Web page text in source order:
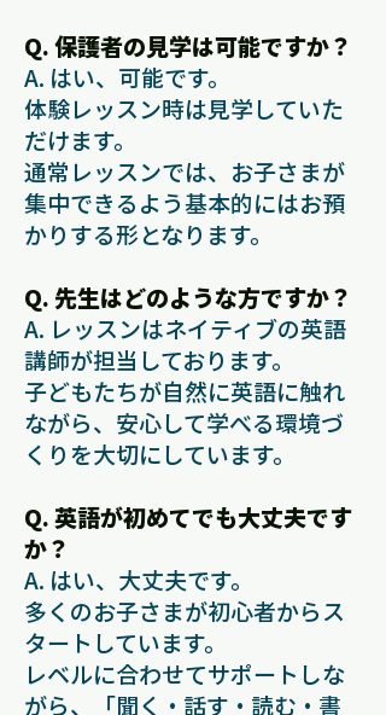
Q. 保護者の見学は可能ですか？
A. はい、可能です。
体験レッスン時は見学していた
だけます。
通常レッスンでは、お子さまが
集中できるよう基本的にはお預
かりする形となります。
Q. 先生はどのような方ですか？
A. レッスンはネイティブの英語
講師が担当しております。
子どもたちが自然に英語に触れ
ながら、安心して学べる環境づ
くりを大切にしています。
Q. 英語が初めてでも大丈夫です
か？
A. はい、大丈夫です。
多くのお子さまが初心者からス
タートしています。
レベルに合わせてサポートしな
がら、「聞く・話す・読む・書